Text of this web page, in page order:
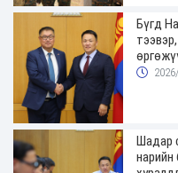
Бүгд
Шадар
нарийн